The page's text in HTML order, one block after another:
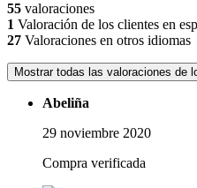
55 valoraciones
1 Valoración de los clientes en
27 Valoraciones en otros idiomas
Mostrar todas las valoraciones de
Abeliña
29 noviembre 2020
Compra verificada